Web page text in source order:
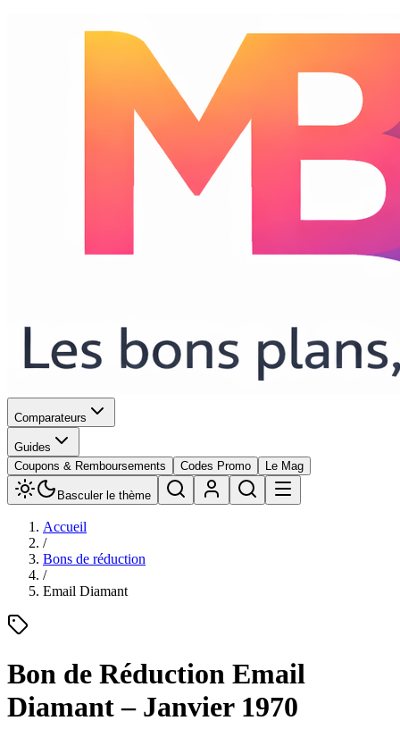
Comparateurs
Guides
Coupons & Remboursements
Codes Promo Le Mag
Basculer le thème
Accueil
/
Bons de réduction
/
Email Diamant
Bon de Réduction Email
Diamant– Janvier 1970